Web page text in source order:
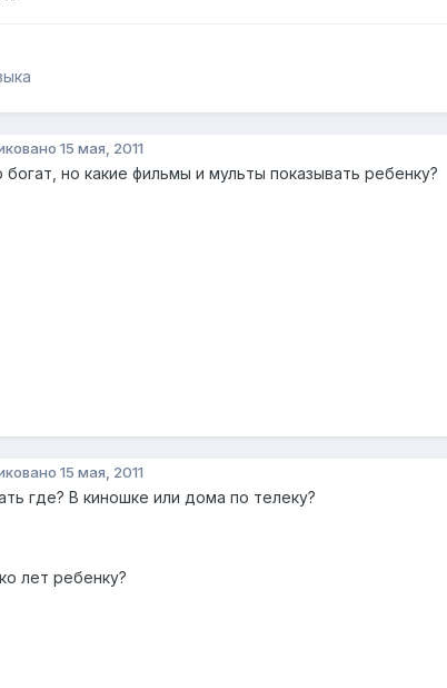
15 мая, 2011
но какие фильмы и мульты показывать ребенку?
15 мая, 2011
где? В киношке или дома по телеку?
лет ребенку?